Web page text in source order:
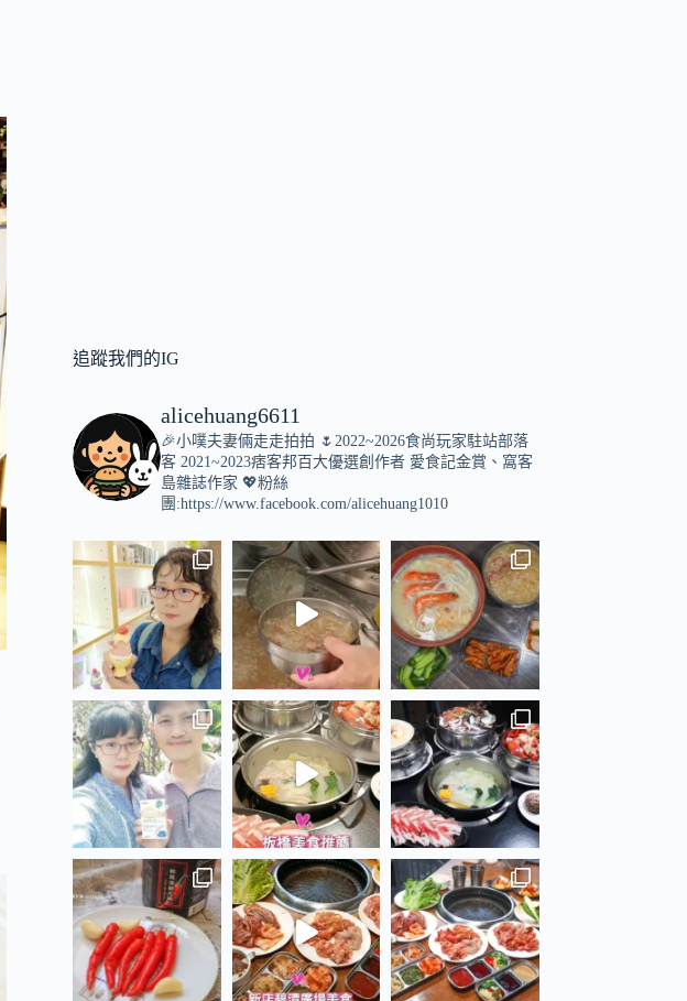
追蹤我們的IG
alicehuang6611
🎉小噗夫妻倆走走拍拍 🌷2022~2026食尚玩家駐站部落
客 2021~2023痞客邦百大優選創作者 愛食記金賞、窩客
島雜誌作家 💖粉絲
團:https://www.facebook.com/alicehuang1010